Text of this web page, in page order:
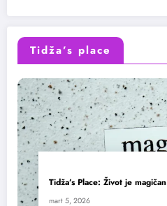
Tidža’s place
Tidža’s Place: Život je magičan
mart 5, 2026